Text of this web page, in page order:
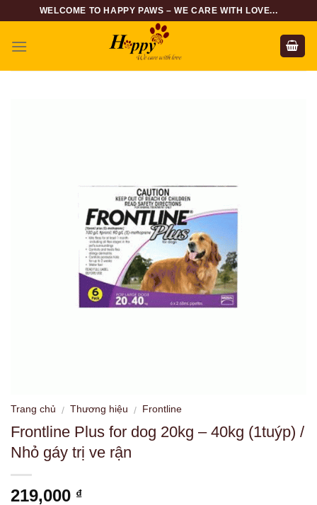
content
WELCOME TO HAPPY PAWS – WE CARE WITH LOVE...
Trang chủ / Thương hiệu / Frontline
Frontline Plus for dog 20kg – 40kg (1tuýp) /
Nhỏ gáy trị ve rận
219,000 ₫